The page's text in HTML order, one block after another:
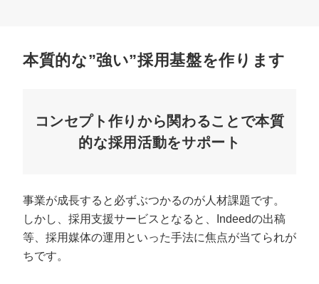
本質的な”強い”採用基盤を作ります
コンセプト作りから関わることで本質
的な採用活動をサポート
事業が成長すると必ずぶつかるのが人材課題です。
しかし、採用支援サービスとなると、Indeedの出稿
等、採用媒体の運用といった手法に焦点が当てられが
ちです。